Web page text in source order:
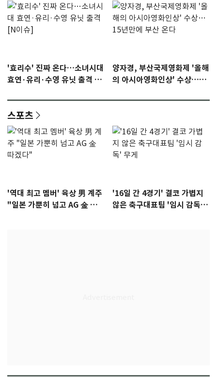
'효리수' 진짜 온다…소녀시대
효연·유리·수영 유닛 출격 [N
양자경, 부산국제영화제 '올해
의 아시아영화인상' 수상…15
스포츠
'역대 최고 멤버' 육상 男 계주
"일본 가뿐히 넘고 AG 金 따겠
'16일 간 4경기' 결코 가볍지
않은 축구대표팀 '임시 감독'